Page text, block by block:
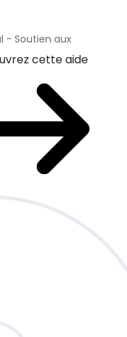
- Soutien aux
cette aide